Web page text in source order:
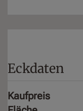
Eckdaten
Kaufpreis